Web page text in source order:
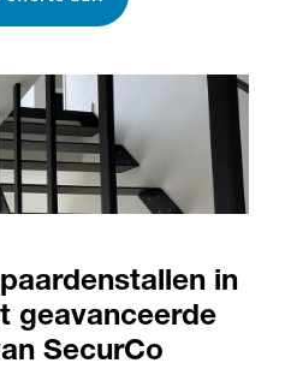
in
geavanceerde
SecurCo